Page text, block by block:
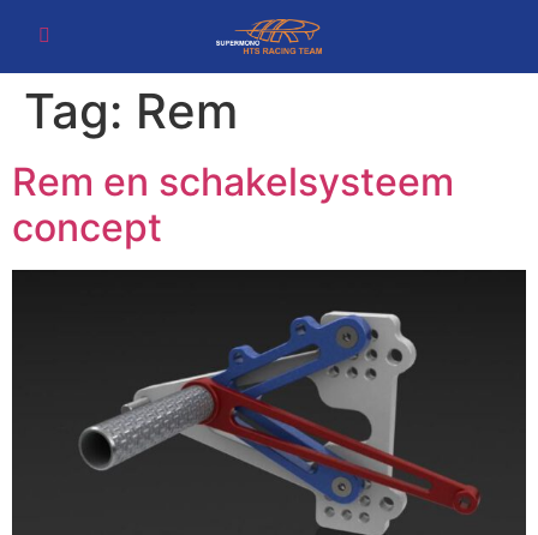
Tag: Rem
Rem en schakelsysteem
concept